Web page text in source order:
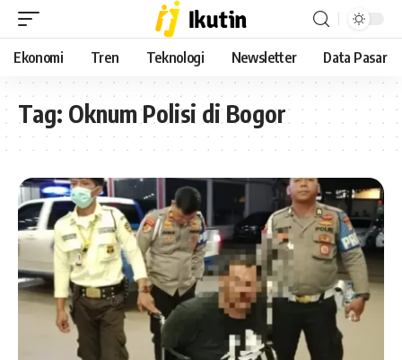
Ekonomi Tren Teknologi Newsletter Data Pasar
Tag: Oknum Polisi di Bogor